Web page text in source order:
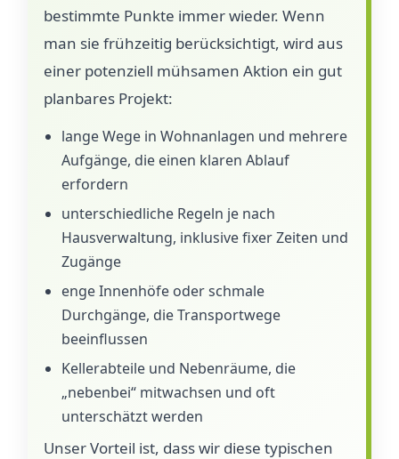
bestimmte Punkte immer wieder. Wenn
man sie frühzeitig berücksichtigt, wird aus
einer potenziell mühsamen Aktion ein gut
planbares Projekt:
lange Wege in Wohnanlagen und mehrere
Aufgänge, die einen klaren Ablauf
erfordern
unterschiedliche Regeln je nach
Hausverwaltung, inklusive fixer Zeiten und
Zugänge
enge Innenhöfe oder schmale
Durchgänge, die Transportwege
beeinflussen
Kellerabteile und Nebenräume, die
„nebenbei“ mitwachsen und oft
unterschätzt werden
Unser Vorteil ist, dass wir diese typischen